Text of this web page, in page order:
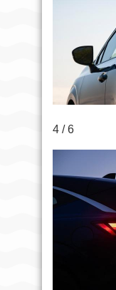
4 / 6